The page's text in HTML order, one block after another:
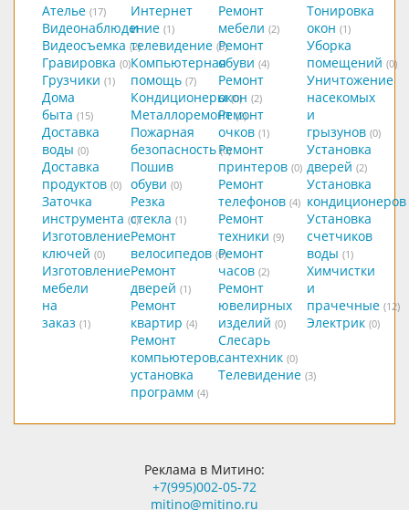
Ателье (17)
Видеонаблюдение (1)
Видеосъемка (2)
Гравировка (0)
Грузчики (1)
Дома
быта (15)
Доставка
воды (0)
Доставка
продуктов (0)
Заточка
инструмента (0)
Изготовление
ключей (0)
Изготовление
мебели
на
заказ (1)
Интернет
и
телевидение (5)
Компьютерная
помощь (7)
Кондиционеры (0)
Металлоремонт (2)
Пожарная
безопасность (0)
Пошив
обуви (0)
Резка
стекла (1)
Ремонт
велосипедов (0)
Ремонт
дверей (1)
Ремонт
квартир (4)
Ремонт
компьютеров,
установка
программ (4)
Ремонт
мебели (2)
Ремонт
обуви (4)
Ремонт
окон (2)
Ремонт
очков (1)
Ремонт
принтеров (0)
Ремонт
телефонов (4)
Ремонт
техники (9)
Ремонт
часов (2)
Ремонт
ювелирных
изделий (0)
Слесарь
сантехник (0)
Телевидение (3)
Тонировка
окон (1)
Уборка
помещений (0)
Уничтожение
насекомых
и
грызунов (0)
Установка
дверей (2)
Установка
кондиционеров
Установка
счетчиков
воды (1)
Химчистки
и
прачечные (12)
Электрик (0)
Реклама в Митино:
+7(995)002-05-72
mitino@mitino.ru